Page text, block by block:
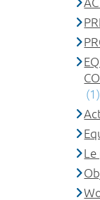
(1)
Le